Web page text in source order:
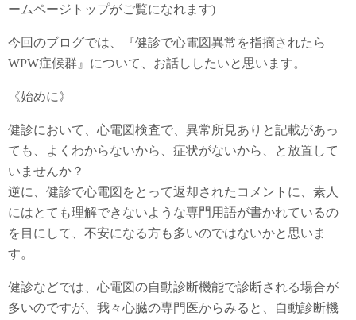
ームページトップがご覧になれます)
今回のブログでは、『健診で心電図異常を指摘されたら
WPW症候群』について、お話ししたいと思います。
《始めに》
健診において、心電図検査で、異常所見ありと記載があっ
ても、よくわからないから、症状がないから、と放置して
いませんか？
逆に、健診で心電図をとって返却されたコメントに、素人
にはとても理解できないような専門用語が書かれているの
を目にして、不安になる方も多いのではないかと思いま
す。
健診などでは、心電図の自動診断機能で診断される場合が
多いのですが、我々心臓の専門医からみると、自動診断機